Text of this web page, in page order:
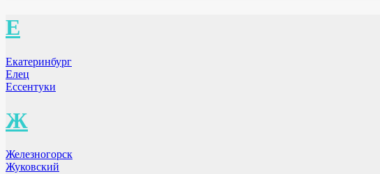
Е
Екатеринбург
Елец
Ессентуки
Ж
Железногорск
Жуковский